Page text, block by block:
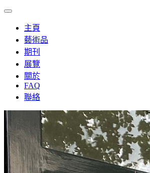
主頁
藝術品
期刊
展覽
關於
FAQ
聯絡